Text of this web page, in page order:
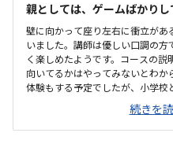
親としては、ゲームばかり
壁に向かって座り左右に衝立が
いました。講師は優しい口調の
く楽しめたようです。コースの
向いてるかはやってみないとわ
体験もする予定でしたが、小学校
めました。息子はゲーミングチ
す。開放的というよりは、落ち
っていそうです。少し高いなと
続きを